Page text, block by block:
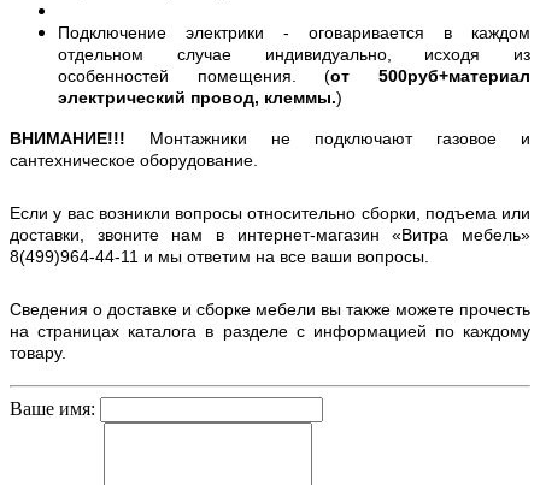
Подключение электрики - оговаривается в каждом
отдельном случае индивидуально, исходя из
особенностей помещения. (от 500руб+материал
электрический провод, клеммы.)
ВНИМАНИЕ!!! Монтажники не подключают газовое и
сантехническое оборудование.
Если у вас возникли вопросы относительно сборки, подъема или
доставки, звоните нам в интернет-магазин «Витра мебель»
8(499)964-44-11 и мы ответим на все ваши вопросы.
Сведения о доставке и сборке мебели вы также можете прочесть
на страницах каталога в разделе с информацией по каждому
товару.
Ваше имя: